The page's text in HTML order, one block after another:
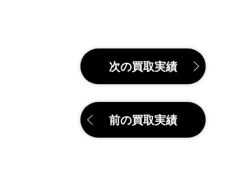
次の買取実績
前の買取実績